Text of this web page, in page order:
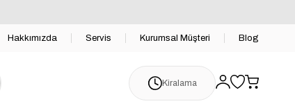
Hakkımızda Servis Kurumsal Müşteri Blog
Kiralama